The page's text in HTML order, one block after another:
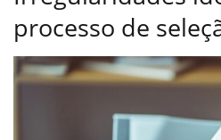
processo de